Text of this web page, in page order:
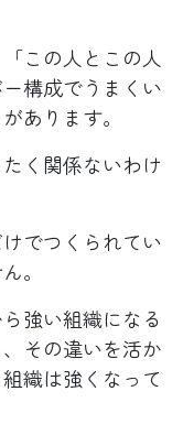
この人とこの人
構成でうまくい
あります。
く関係ないわけ
でつくられてい
。
強い組織になる
その違いを活か
織は強くなって